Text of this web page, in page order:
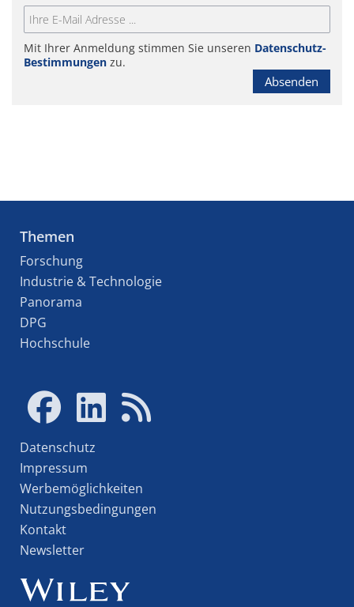
Mit Ihrer Anmeldung stimmen Sie unseren Datenschutz-
Bestimmungen zu.
Absenden
Themen
Forschung
Industrie & Technologie
Panorama
DPG
Hochschule
Datenschutz
Impressum
Werbemöglichkeiten
Nutzungsbedingungen
Kontakt
Newsletter